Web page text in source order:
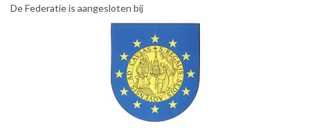
De Federatie is aangesloten bij